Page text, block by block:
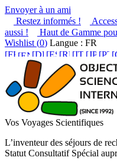
Envoyer à un ami
Restez informés !
aussi !
Haut de Gamme
Wishlist (0) Langue : FR
Vos Voyages Scientifiques
L’inventeur des séjours de
Statut Consultatif Spécial